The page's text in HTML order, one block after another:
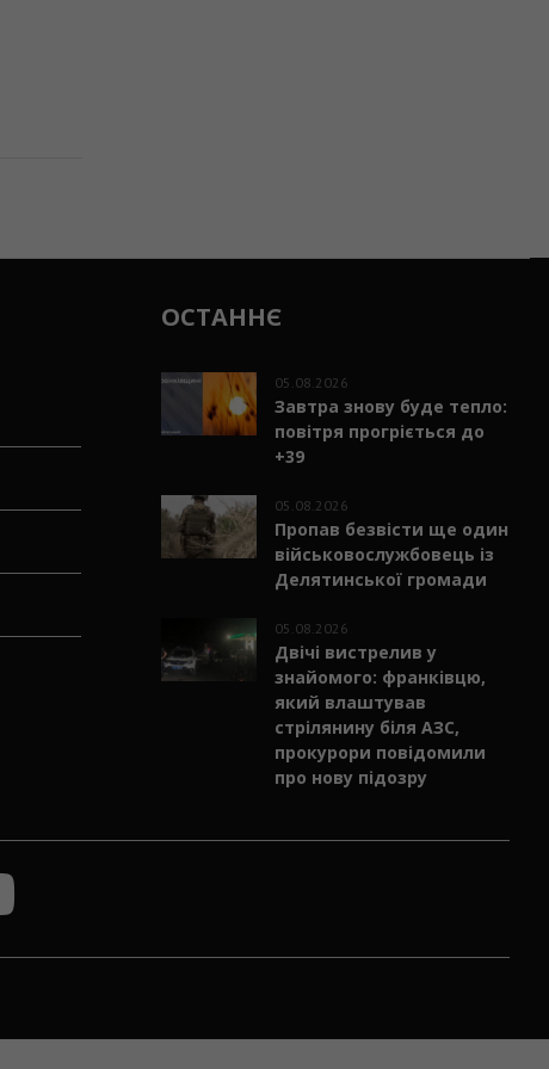
ОСТАННЄ
05.08.2026
Завтра знову буде тепло:
повітря прогріється до
+39
05.08.2026
Пропав безвісти ще один
військовослужбовець із
Делятинської громади
05.08.2026
Двічі вистрелив у
знайомого: франківцю,
який влаштував
стрілянину біля АЗС,
прокурори повідомили
про нову підозру